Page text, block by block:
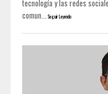
tecnología y las redes
comun... Seguir Leyendo